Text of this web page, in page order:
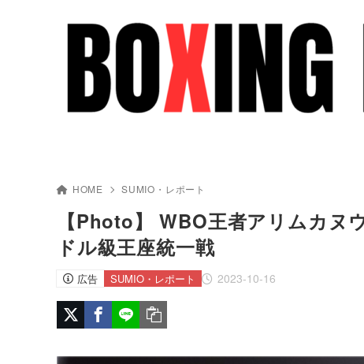
HOME SUMIO・レポート
【Photo】 WBO王者アリムカヌ
ドル級王座統一戦
広告 2023-10-16
SUMIO・レポート